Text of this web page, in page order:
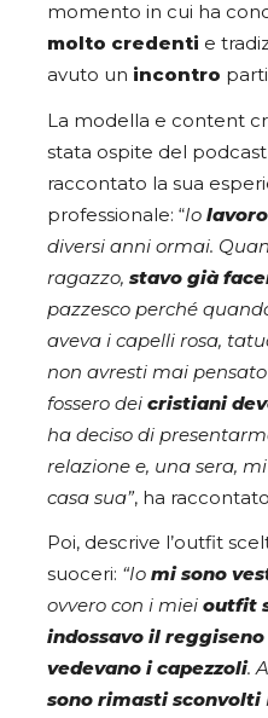
momento in cui ha
molto credenti e
avuto un incontro
La modella e content
stata ospite del podcast
raccontato la sua
professionale: “Io
diversi anni ormai.
ragazzo, stavo già
pazzesco perché
aveva i capelli rosa,
non avresti mai
fossero dei cristiani
ha deciso di
relazione e, una sera,
casa sua”, ha
Poi, descrive l’outfit
suoceri: “Io mi sono
ovvero con i miei outfit
indossavo il reggiseno
vedevano i capezzoli.
sono rimasti sconvolti